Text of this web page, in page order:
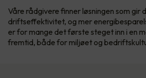
Våre rådgivere finner løsningen som gir
driftseffektivitet, og mer
er for mange det første steget inn i en
fremtid, både for miljøet og